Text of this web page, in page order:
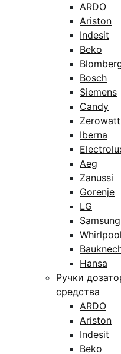
ARDO
Ariston
Indesit
Beko
Bosch
Siemens
Candy
Zerowatt
Iberna
Aeg
Zanussi
Gorenje
LG
Samsung
Whirlpool
Hansa
Ручки
средства
ARDO
Ariston
Indesit
Beko